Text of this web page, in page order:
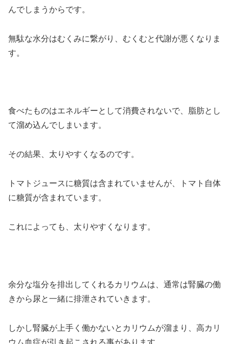
んでしまうからです。
無駄な水分はむくみに繋がり、むくむと代謝が悪くなりま
す。
食べたものはエネルギーとして消費されないで、脂肪とし
て溜め込んでしまいます。
その結果、太りやすくなるのです。
トマトジュースに糖質は含まれていませんが、トマト自体
に糖質が含まれています。
これによっても、太りやすくなります。
余分な塩分を排出してくれるカリウムは、通常は腎臓の働
きから尿と一緒に排泄されていきます。
しかし腎臓が上手く働かないとカリウムが溜まり、高カリ
ウム血症が引き起こされる事があります。